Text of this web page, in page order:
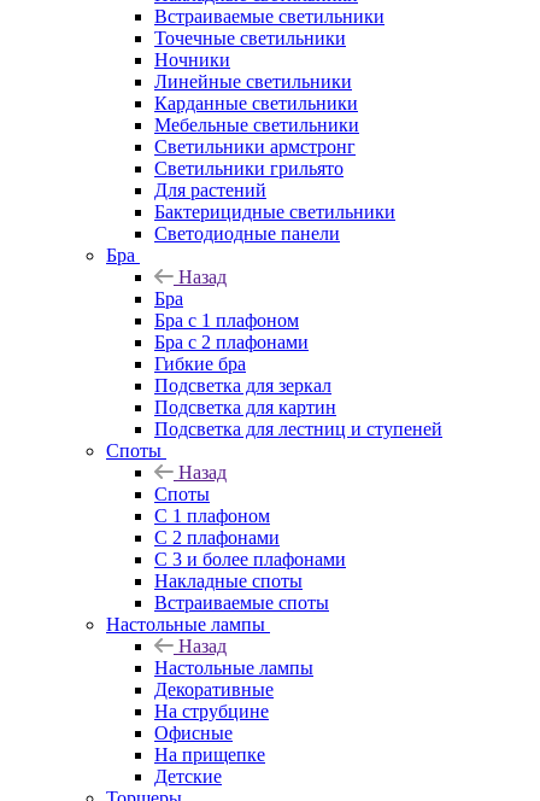
Встраиваемые светильники
Точечные светильники
Ночники
Линейные светильники
Карданные светильники
Мебельные светильники
Светильники армстронг
Светильники грильято
Для растений
Бактерицидные светильники
Светодиодные панели
Бра
Назад
Бра
Бра с 1 плафоном
Бра с 2 плафонами
Гибкие бра
Подсветка для зеркал
Подсветка для картин
Подсветка для лестниц и ступеней
Споты
Назад
Споты
С 1 плафоном
С 2 плафонами
С 3 и более плафонами
Накладные споты
Встраиваемые споты
Настольные лампы
Назад
Настольные лампы
Декоративные
На струбцине
Офисные
На прищепке
Детские